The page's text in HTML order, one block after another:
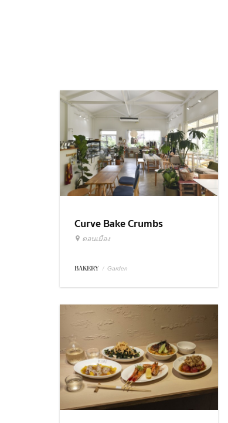
Curve Bake Crumbs
ดอนเมือง
BAKERY / Garden